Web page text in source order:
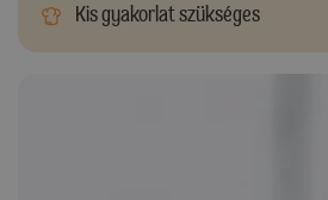
Kis gyakorlat szükséges